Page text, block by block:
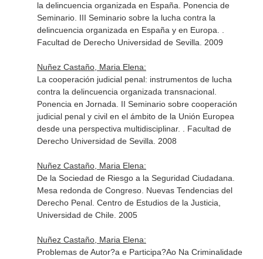
la delincuencia organizada en España. Ponencia de
Seminario. III Seminario sobre la lucha contra la
delincuencia organizada en España y en Europa. .
Facultad de Derecho Universidad de Sevilla. 2009
Nuñez Castaño, Maria Elena:
La cooperación judicial penal: instrumentos de lucha
contra la delincuencia organizada transnacional.
Ponencia en Jornada. II Seminario sobre cooperación
judicial penal y civil en el ámbito de la Unión Europea
desde una perspectiva multidisciplinar. . Facultad de
Derecho Universidad de Sevilla. 2008
Nuñez Castaño, Maria Elena:
De la Sociedad de Riesgo a la Seguridad Ciudadana.
Mesa redonda de Congreso. Nuevas Tendencias del
Derecho Penal. Centro de Estudios de la Justicia,
Universidad de Chile. 2005
Nuñez Castaño, Maria Elena:
Problemas de Autor?a e Participa?Ao Na Criminalidade